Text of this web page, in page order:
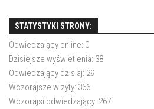
STATYSTYKI STRONY:
Odwiedzający online: 0
Dzisiejsze wyświetlenia: 38
Odwiedzający dzisiaj: 29
Wczorajsze wizyty: 366
Wczorajsi odwiedzający: 267